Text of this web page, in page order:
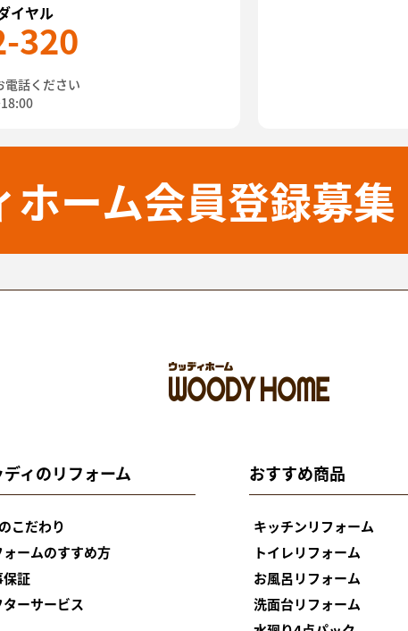
イヤル
320
電話ください
ホーム会員登録募集
ディのリフォーム
こだわり
ォームのすすめ方
保証
ターサービス
おすすめ商品
キッチンリフォーム
トイレリフォーム
お風呂リフォーム
洗面台リフォーム